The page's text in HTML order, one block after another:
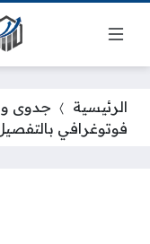
الرئيسية جدوى
فوتوغرافي